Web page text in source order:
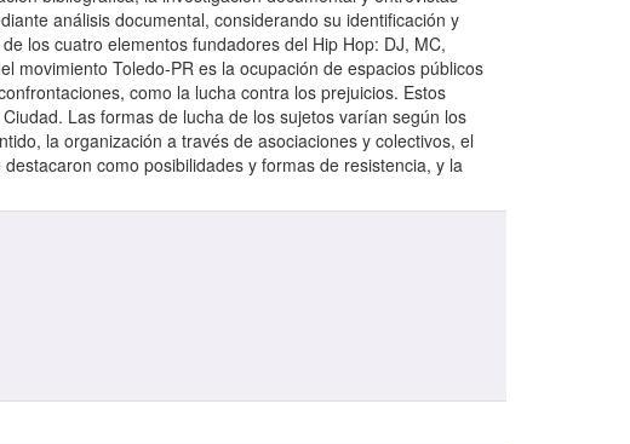
análisis documental, considerando su identificación y
los cuatro elementos fundadores del Hip Hop: DJ, MC,
movimiento Toledo-PR es la ocupación de espacios públicos
como la lucha contra los prejuicios. Estos
Las formas de lucha de los sujetos varían según los
la organización a través de asociaciones y colectivos, el
como posibilidades y formas de resistencia, y la